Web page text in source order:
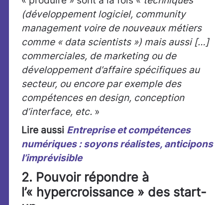
(développement logiciel, community
management voire de nouveaux métiers
comme « data scientists ») mais aussi […]
commerciales, de marketing ou de
développement d’affaire spécifiques au
secteur, ou encore par exemple des
compétences en design, conception
d’interface, etc. »
Lire aussi Entreprise et compétences
numériques : soyons réalistes, anticipons
l’imprévisible
2. Pouvoir répondre à
l’« hypercroissance » des start-